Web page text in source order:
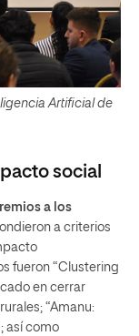
Artificial de
social
a los
a criterios
fueron “Clustering
en cerrar
“Amanu:
así como